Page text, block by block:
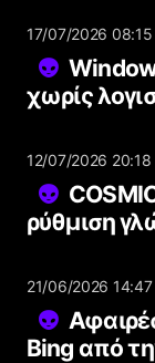
17/07/2026 08:15
χωρίς
12/07/2026 20:18
ρύθμιση
21/06/2026 14:47
Bing από